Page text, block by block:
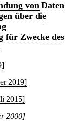
von Daten
über die
für Zwecke des
2019]
2015]
2000]